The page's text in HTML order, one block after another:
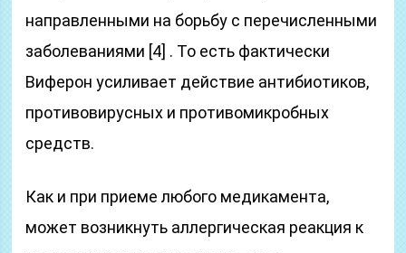
направленными на борьбу с перечисленными
заболеваниями [4] . То есть фактически
Виферон усиливает действие антибиотиков,
противовирусных и противомикробных
средств.
Как и при приеме любого медикамента,
может возникнуть аллергическая реакция к